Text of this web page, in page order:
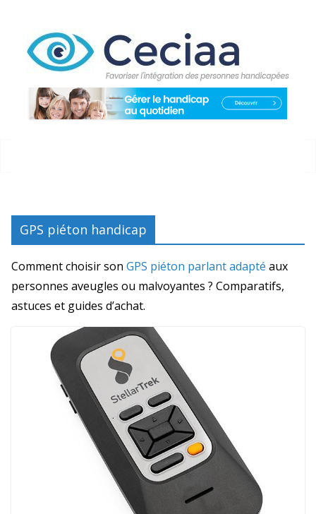
contenu
GPS piéton handicap
Comment choisir son GPS piéton parlant adapté aux
personnes aveugles ou malvoyantes ? Comparatifs,
astuces et guides d’achat.